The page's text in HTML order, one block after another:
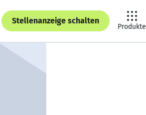
Stellenanzeige schalten
Produkte